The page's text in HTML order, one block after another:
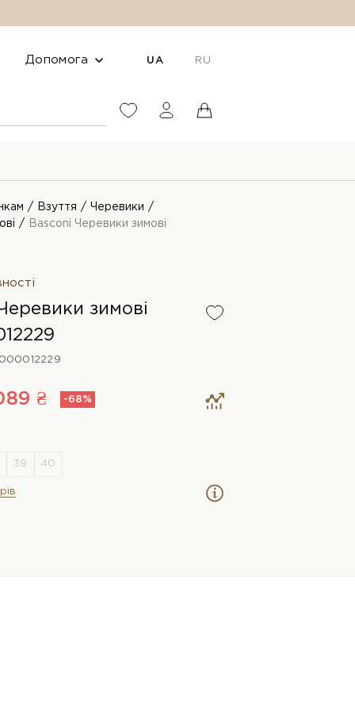
Допомога UA RU
Взуття
Черевики
Basconi Черевики зимові
зимові
₴ -68%